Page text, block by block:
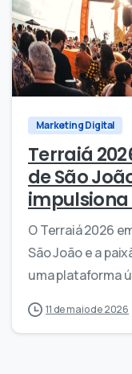
Marketing Digital
Terraiá
de São
impulsiona
O Terraiá 2026
São João e a
uma plataforma
11 de maio de 2026